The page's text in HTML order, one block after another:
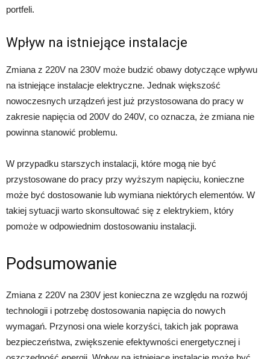
portfeli.
Wpływ na istniejące instalacje
Zmiana z 220V na 230V może budzić obawy dotyczące wpływu
na istniejące instalacje elektryczne. Jednak większość
nowoczesnych urządzeń jest już przystosowana do pracy w
zakresie napięcia od 200V do 240V, co oznacza, że zmiana nie
powinna stanowić problemu.
W przypadku starszych instalacji, które mogą nie być
przystosowane do pracy przy wyższym napięciu, konieczne
może być dostosowanie lub wymiana niektórych elementów. W
takiej sytuacji warto skonsultować się z elektrykiem, który
pomoże w odpowiednim dostosowaniu instalacji.
Podsumowanie
Zmiana z 220V na 230V jest konieczna ze względu na rozwój
technologii i potrzebę dostosowania napięcia do nowych
wymagań. Przynosi ona wiele korzyści, takich jak poprawa
bezpieczeństwa, zwiększenie efektywności energetycznej i